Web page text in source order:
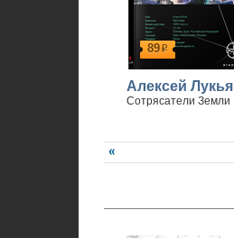
89р
Алексей
Сотрясатели Земли